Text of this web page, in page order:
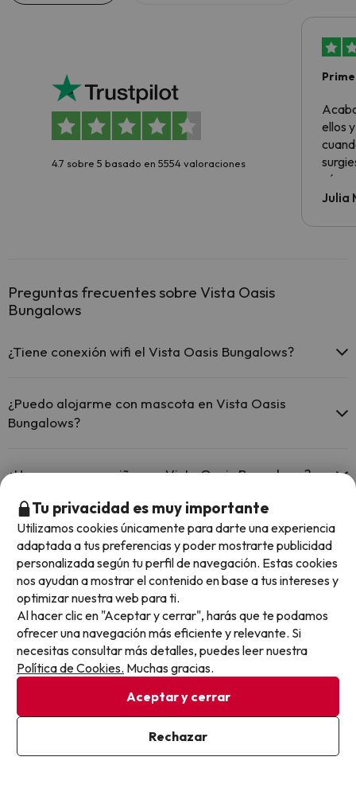
4.7 sobre 5 basado en 5554 valoraciones
ellos
todo
Julia
Preguntas frecuentes sobre Vista Oasis
Bungalows
¿Tiene conexión wifi el Vista Oasis Bungalows?
¿Puedo alojarme con mascota en Vista Oasis
Bungalows?
¿Hay cunas para niños en Vista Oasis Bungalows?
El Vista Oasis Bungalows dispone de cunas gratis en el hotel
(solicítalo antes de iniciar tu viaje).
¿Hay piscina en Vista Oasis Bungalows?
Sí, Vista Oasis Bungalows tiene piscina (este servicio puede ser de
pago) Aquí tienes más info sobre la piscina y otras instalaciones.
Piscina al aire libre (temporada de verano)
¿Hay recepción 24 horas en Vista Oasis Bungalows?
Sí, Vista Oasis Bungalows tiene recepción 24 horas.
¿Hay restaurante en Vista Oasis Bungalows?
Sí, Vista Oasis Bungalows tiene restaurante.
¿Hay bar en Vista Oasis Bungalows?
Sí, Vista Oasis Bungalows tiene bar.
¿Qué tipo de desayuno hay en Vista Oasis
Bungalows?
Tu privacidad es muy importante
Utilizamos cookies únicamente para darte una experiencia
adaptada a tus preferencias y poder mostrarte publicidad
personalizada según tu perfil de navegación. Estas cookies
nos ayudan a mostrar el contenido en base a tus intereses y
optimizar nuestra web para ti.
Al hacer clic en "Aceptar y cerrar", harás que te podamos
ofrecer una navegación más eficiente y relevante. Si
necesitas consultar más detalles, puedes leer nuestra
Política de Cookies. Muchas gracias.
Aceptar y cerrar
Rechazar